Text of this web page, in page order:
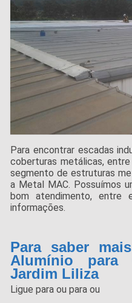
Para encontrar escadas
coberturas metálicas,
segmento de estruturas
a Metal MAC. Possuímos
bom atendimento, entre
informações.
Para saber
Alumínio para
Jardim Liliza
Ligue paraou paraou